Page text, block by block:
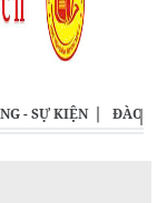
- SỰ KIỆN ĐÀO